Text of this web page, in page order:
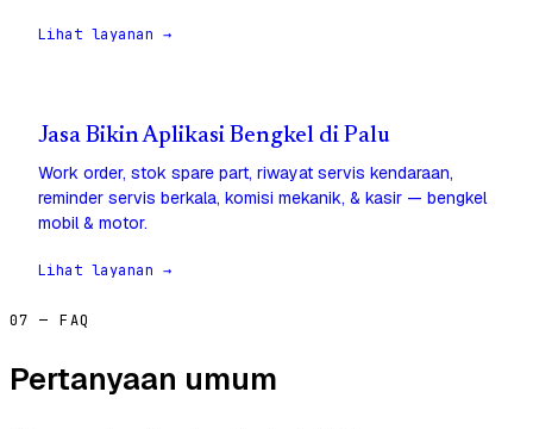
Lihat layanan →
Jasa Bikin Aplikasi Bengkel di Palu
Work order, stok spare part, riwayat servis kendaraan,
reminder servis berkala, komisi mekanik, & kasir — bengkel
mobil & motor.
Lihat layanan →
07 — FAQ
Pertanyaan umum